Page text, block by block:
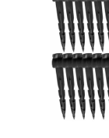
Dětská hřiště
Autodoplňky
Vánoce